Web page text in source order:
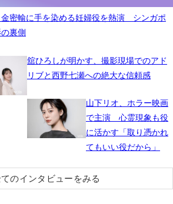
密輸に手を染める妊婦役を熱演 シンガポ
裏側
舘ひろしが明かす、撮影現場でのアド
リブと西野七瀬への絶大な信頼感
山下リオ、ホラー映画
で主演 心霊現象も役
に活かす「取り憑かれ
てもいい役だから」
のインタビューをみる